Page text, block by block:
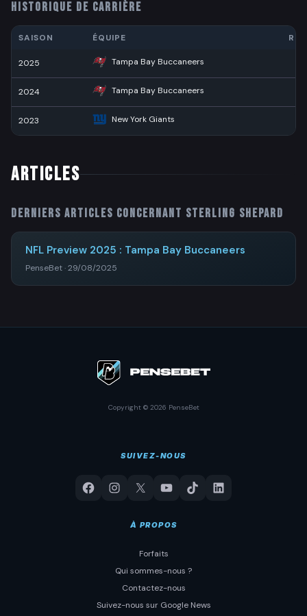
HISTORIQUE DE CARRIÈRE
SAISON ÉQUIPE
2025 Tampa Bay Buccaneers
2024 Tampa Bay Buccaneers
2023 New York Giants
ARTICLES
Derniers articles concernant Sterling Shepard
NFL Preview 2025 : Tampa Bay Buccaneers
PenseBet · 29/08/2025
Copyright © 2026 PenseBet
SUIVEZ-NOUS
À PROPOS
Forfaits
Qui sommes-nous ?
Contactez-nous
Suivez-nous sur Google News